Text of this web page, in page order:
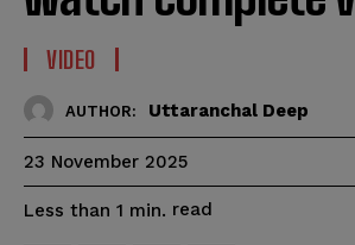
VIDEO
AUTHOR: Uttaranchal Deep
23 November 2025
Less than 1 min. read